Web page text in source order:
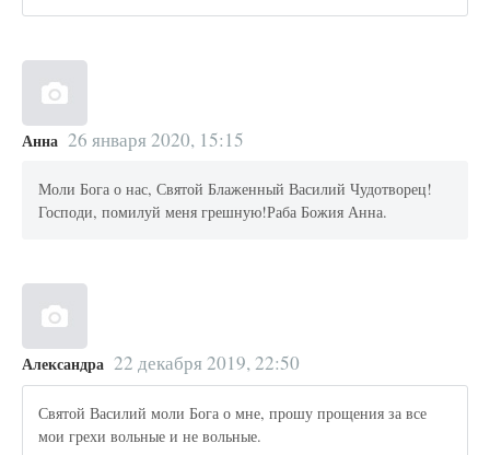
Анна 26 января 2020, 15:15
Моли Бога о нас, Святой Блаженный Василий Чудотворец!
Господи, помилуй меня грешную!Раба Божия Анна.
Александра 22 декабря 2019, 22:50
Святой Василий моли Бога о мне, прошу прощения за все
мои грехи вольные и не вольные.